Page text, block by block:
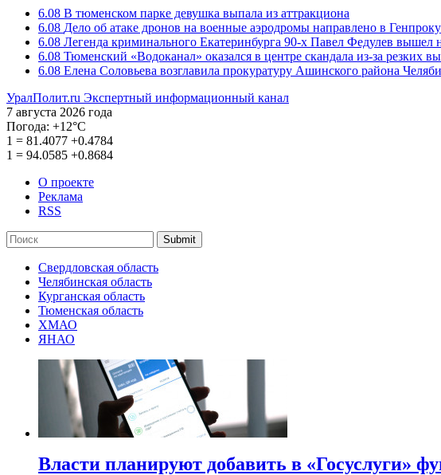
6.08 В тюменском парке девушка выпала из аттракциона
6.08 Дело об атаке дронов на военные аэродромы направлено в
6.08 Легенда криминального Екатеринбурга 90-х Павел Федулев вышел
6.08 Тюменский «Водоканал» оказался в центре скандала из-за резких
6.08 Елена Соловьева возглавила прокуратуру Ашинского района
УралПолит.ru Экспертный информационный канал
7 августа 2026 года
Погода: +12°С
1 = 81.4077 +0.4784
1 = 94.0585 +0.8684
О проекте
Реклама
RSS
Submit
Свердловская область
Челябинская область
Курганская область
Тюменская область
ХМАО
ЯНАО
Власти планируют добавить в «Госуслуги»